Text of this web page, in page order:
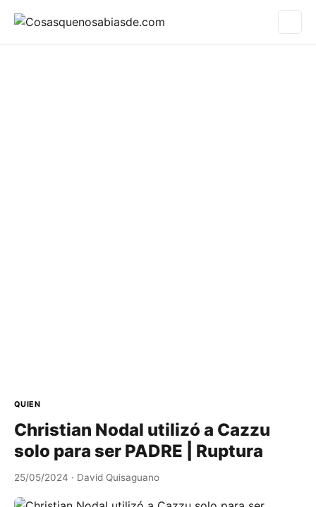
QUIEN
Christian Nodal utilizó a Cazzu
solo para ser PADRE | Ruptura
25/05/2024 · David Quisaguano